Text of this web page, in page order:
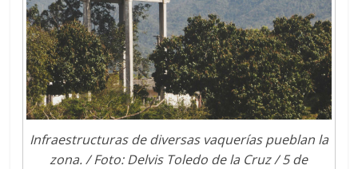
Infraestructuras de diversas vaquerías pueblan la
zona. / Foto: Delvis Toledo de la Cruz / 5 de